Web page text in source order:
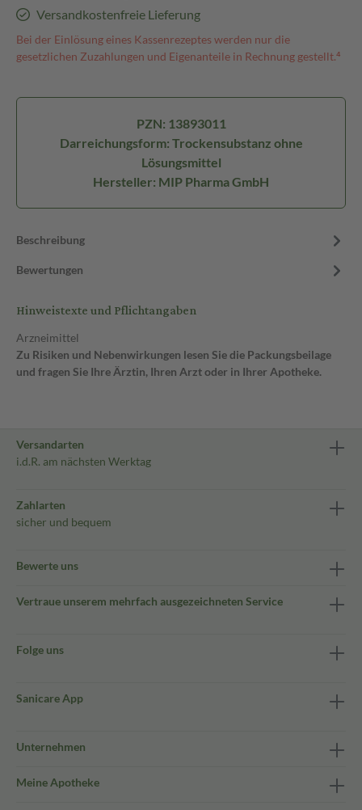
Versandkostenfreie Lieferung
Bei der Einlösung eines Kassenrezeptes werden nur die
gesetzlichen Zuzahlungen und Eigenanteile in Rechnung gestellt.⁴
PZN: 13893011
Darreichungsform: Trockensubstanz ohne
Lösungsmittel
Hersteller: MIP Pharma GmbH
Beschreibung
Bewertungen
Hinweistexte und Pflichtangaben
Arzneimittel
Zu Risiken und Nebenwirkungen lesen Sie die Packungsbeilage
und fragen Sie Ihre Ärztin, Ihren Arzt oder in Ihrer Apotheke.
Versandarten
i.d.R. am nächsten Werktag
Zahlarten
sicher und bequem
Bewerte uns
Vertraue unserem mehrfach ausgezeichneten Service
Folge uns
Sanicare App
Unternehmen
Meine Apotheke